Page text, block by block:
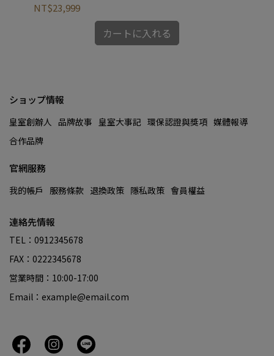
NT$23,999
カートに入れる
ショップ情報
皇室創辦人 品牌故事 皇室大事記 環保認證與獎項 媒體報導
合作品牌
官網服務
我的帳戶 服務條款 退換政策 隱私政策 會員權益
連絡先情報
TEL：0912345678
FAX：0222345678
営業時間：10:00-17:00
Email：example@email.com